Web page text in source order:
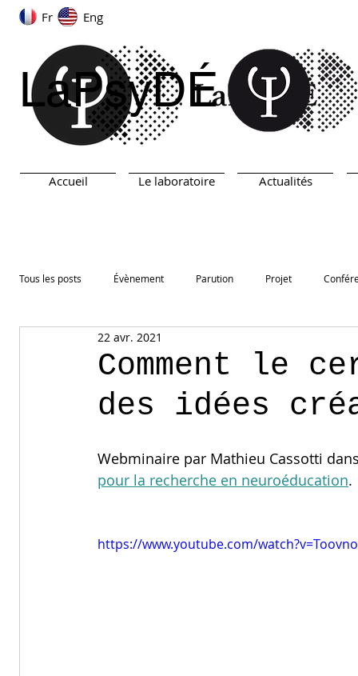
Fr Eng
LaPsyDÉ
Accueil Le laboratoire Actualités
Tous les posts Évènement Parution Projet
TEST Prix
Comment le
des idées
22 avr. 2021
Webminaire par Mathieu Cassotti
pour la recherche en neuroéducation.
https://www.youtube.com/